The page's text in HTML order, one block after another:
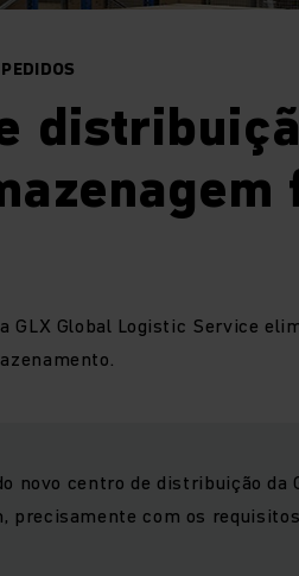
GLX Global Logistic Service
novo centro de distribuição da
precisamente com os